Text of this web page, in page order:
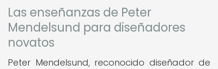
Las enseñanzas de Peter
Mendelsund para diseñadores
novatos
Peter Mendelsund, reconocido diseñador de